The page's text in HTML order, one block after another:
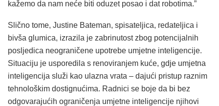
kažemo da nam neće biti oduzet posao i dat robotima.”
Slično tome, Justine Bateman, spisateljica, redateljica i
bivša glumica, izrazila je zabrinutost zbog potencijalnih
posljedica neograničene upotrebe umjetne inteligencije.
Situaciju je usporedila s renoviranjem kuće, gdje umjetna
inteligencija služi kao ulazna vrata – dajući pristup raznim
tehnološkim dostignućima. Radnici se boje da bi bez
odgovarajućih ograničenja umjetne inteligencije njihovi